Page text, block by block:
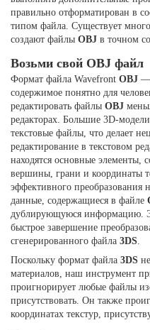
правильно отформатирован в
типом файла. Существует
создают файлы OBJ в точном
Возьми свой OBJ файл
Формат файла Wavefront OBJ —
содержимое понятно для
редактировать файлы OBJ
редакторах. Большие 3D-
текстовые файлы, что делает
редактирование в текстовом
находятся основные элементы,
вершины, грани и координаты
эффективного преобразования
данные, содержащиеся в файле
дублирующуюся информацию.
быстрое завершение
сгенерированного файла 3DS.
Поскольку формат файла 3DS
материалов, наш инструмент
проигнорирует любые файлы
присутствовать. Он также
координатах текстур,